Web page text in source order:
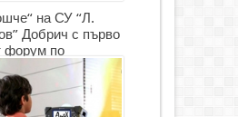
на СУ “Л.
Добрич с първо
форум по